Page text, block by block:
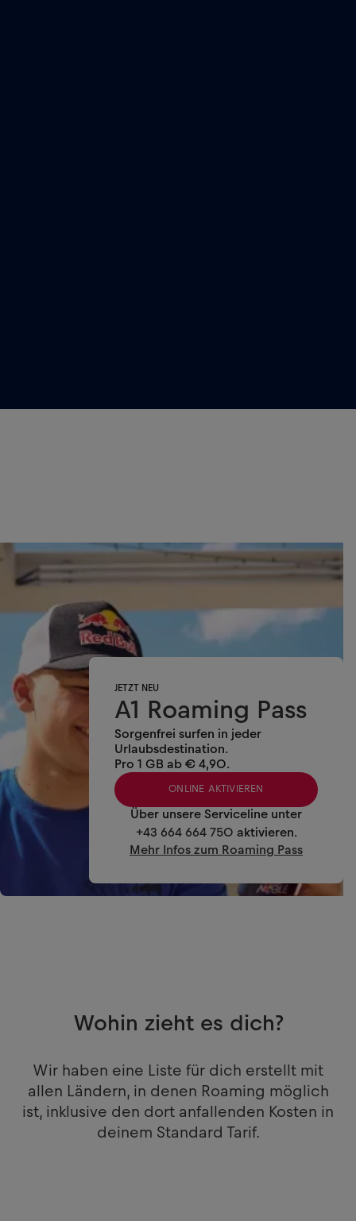
JETZT NEU
A1 Roaming Pass
Sorgenfrei surfen in jeder
Urlaubsdestination.
Pro 1 GB ab € 4,90.
ONLINE AKTIVIEREN
Über unsere Serviceline unter
+43 664 664 750 aktivieren.
Mehr Infos zum Roaming Pass
Wohin zieht es dich?
Wir haben eine Liste für dich erstellt mit
allen Ländern, in denen Roaming möglich
ist, inklusive den dort anfallenden Kosten in
deinem Standard Tarif.